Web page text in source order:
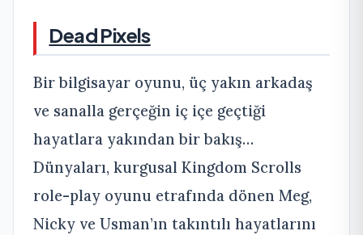
Dead Pixels
Bir bilgisayar oyunu, üç yakın arkadaş
ve sanalla gerçeğin iç içe geçtiği
hayatlara yakından bir bakış…
Dünyaları, kurgusal Kingdom Scrolls
role-play oyunu etrafında dönen Meg,
Nicky ve Usman’ın takıntılı hayatlarını